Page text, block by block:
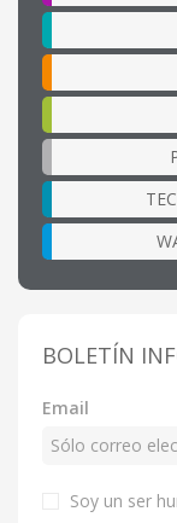
BOLETÍN
Email
Soy un ser